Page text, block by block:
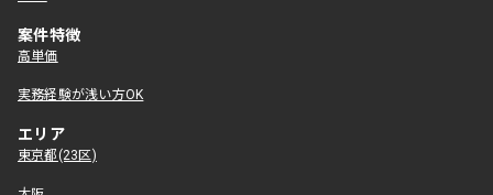
案件特徴
高単価
実務経験が浅い方OK
エリア
東京都(23区)